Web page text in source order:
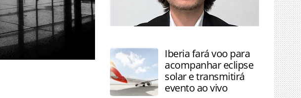
países
Iberia fará voo para
acompanhar eclipse
solar e transmitirá
evento ao vivo